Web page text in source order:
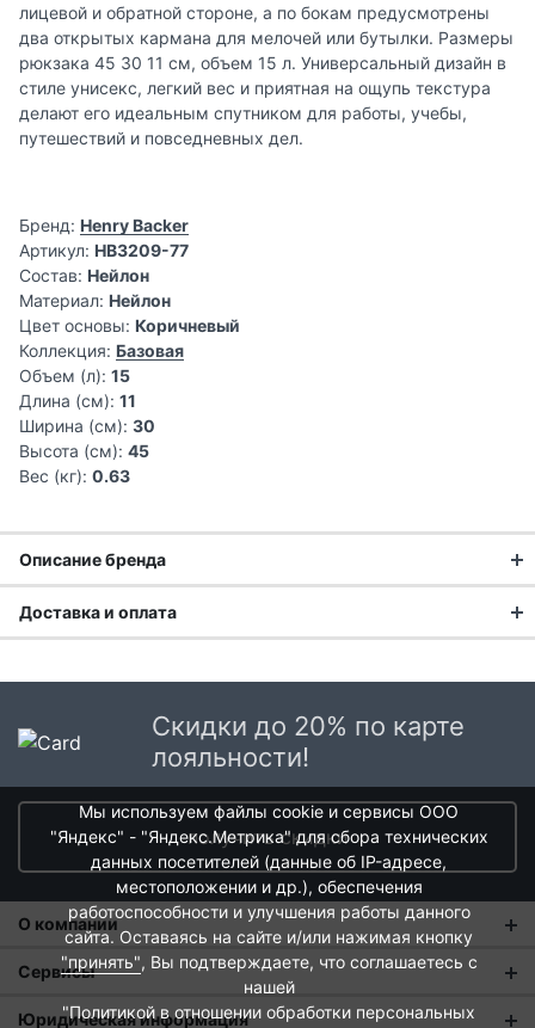
лицевой и обратной стороне, а по бокам предусмотрены
два открытых кармана для мелочей или бутылки. Размеры
рюкзака 45 30 11 см, объем 15 л. Универсальный дизайн в
стиле унисекс, легкий вес и приятная на ощупь текстура
делают его идеальным спутником для работы, учебы,
путешествий и повседневных дел.
Бренд: Henry Backer
Артикул: HB3209-77
Состав: Нейлон
Материал: Нейлон
Цвет основы: Коричневый
Коллекция: Базовая
Объем (л): 15
Длина (см): 11
Ширина (см): 30
Высота (см): 45
Вес (кг): 0.63
Описание бренда
Компания Henry Backer специализируется на производстве
Доставка и оплата
Доставка в Москве и области
В Москве и Московской области доставка курьером до
Стоимость доставки в Москве в пределах МКАД399 руб.
в Московской Области и Москве за МКАД599 руб.
Интервал доставки по Московской области - с 10 до 22
При заказе в пункт выдачи СДЭК доставка по Москве
рассчитывается согласно тарифу СДЭК. Доставка в пункт
выдачи осуществляется только предоплаченных заказов.
Скидки до 20% по карте
лояльности!
получить скидки
О компании
О нас
Магазины
Сервисы
Оплата и тарифы доставки
Юридическая информация
Мы используем файлы cookie и сервисы ООО
"Яндекс" - "Яндекс.Метрика" для сбора технических
данных посетителей (данные об IP-адресе,
местоположении и др.), обеспечения
работоспособности и улучшения работы данного
сайта. Оставаясь на сайте и/или нажимая кнопку
"принять", Вы подтверждаете, что соглашаетесь с
нашей
"Политикой в отношении обработки персональных